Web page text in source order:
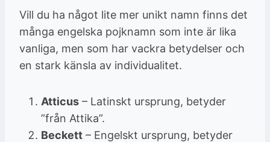
Vill du ha något lite mer unikt namn finns det
många engelska pojknamn som inte är lika
vanliga, men som har vackra betydelser och
en stark känsla av individualitet.
Atticus – Latinskt ursprung, betyder
”från Attika”.
Beckett – Engelskt ursprung, betyder